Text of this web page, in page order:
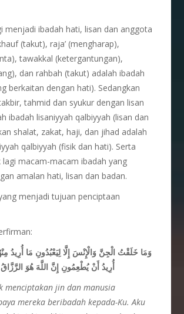
menjadi ibadah hati, lisan dan anggota
(takut), raja’ (mengharap),
tawakkal (ketergantungan),
dan rahbah (takut) adalah ibadah
berkaitan dengan hati). Sedangkan
tahmid dan syukur dengan lisan
ibadah lisaniyyah qalbiyyah (lisan dan
shalat, zakat, haji, dan jihad adalah
qalbiyyah (fisik dan hati). Serta
lagi macam-macam ibadah yang
amalan hati, lisan dan badan.
menjadi tujuan penciptaan
وَمَا خَلَقْتُ الْجِنَّ وَالْإِنْسَ إِلَّا لِيَعْبُدُونِ مَا أُرِيدُ
أُرِيدُ أَنْ يُطْعِمُونِ إِنَّ اللَّهَ هُوَ الرَّزَّاقُ
menciptakan jin dan manusia
mereka beribadah kepada-Ku. Aku